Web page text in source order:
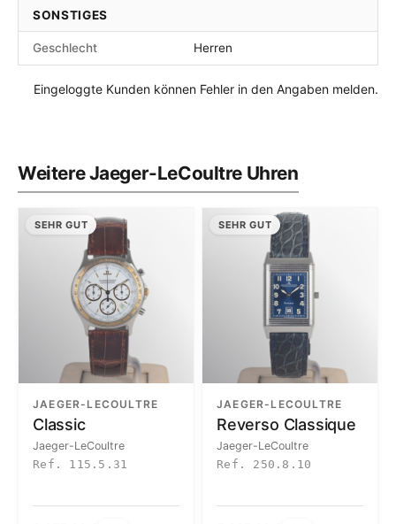
SONSTIGES
Geschlecht Herren
Eingeloggte Kunden können Fehler in den Angaben melden.
Weitere Jaeger-LeCoultre Uhren
SEHR GUT
JAEGER-LECOULTRE
Classic
Jaeger-LeCoultre
Ref. 115.5.31
SEHR GUT
JAEGER-LECOULTRE
Reverso Classique
Jaeger-LeCoultre
Ref. 250.8.10